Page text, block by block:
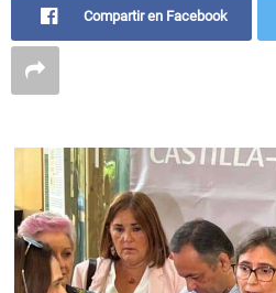
Compartir en Facebook